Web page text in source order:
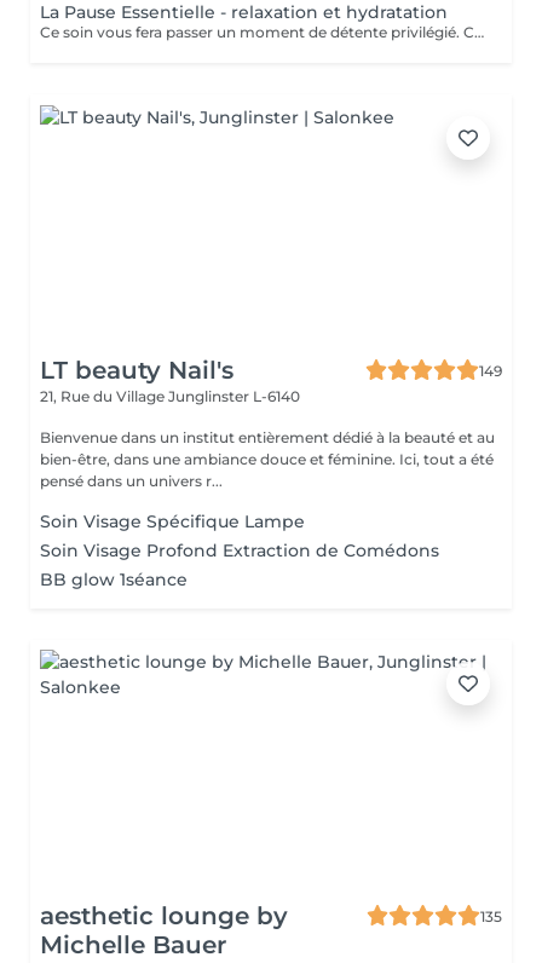
La Pause Essentielle - relaxation et hydratation
Ce soin vous fera passer un moment de détente privilégié. Ce soin s'adresse à toutes et tous qui souhaite passer un moment agréable et oublier le quotidien. Hydratation, gommage, massage tout en douceur. Convient à tout type de peau (soins adaptés) Le point fort: Le massage sans aucun doute!
LT beauty Nail's
149
21, Rue du Village Junglinster L-6140
Bienvenue dans un institut entièrement dédié à la beauté et au
bien-être, dans une ambiance douce et féminine. Ici, tout a été
pensé dans un univers r...
Soin Visage Spécifique Lampe
Soin Visage Profond Extraction de Comédons
BB glow 1séance
aesthetic lounge by
Michelle Bauer
135